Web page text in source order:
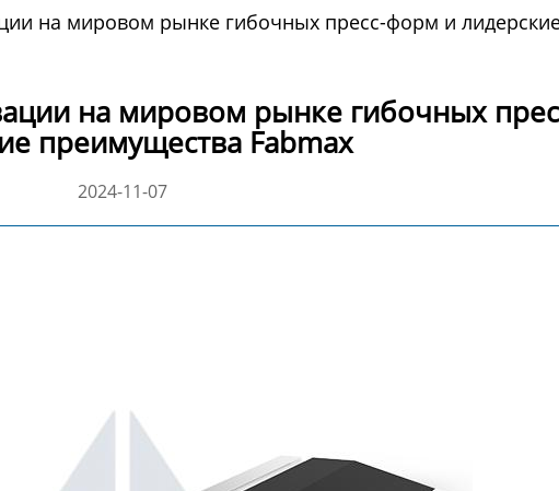
на мировом рынке гибочных пресс-форм и
на мировом рынке гибочных
преимущества Fabmax
2024-11-07